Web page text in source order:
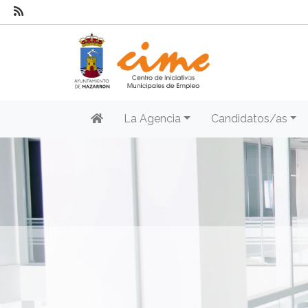
La Agencia Candidatos/as